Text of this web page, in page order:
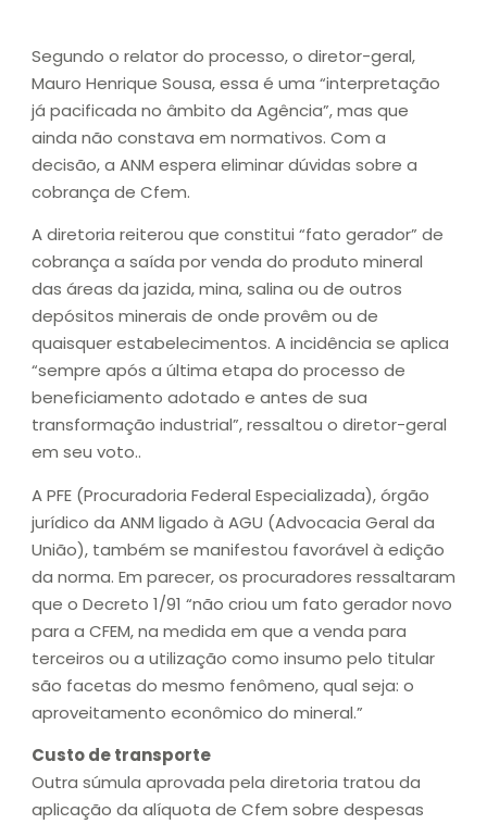
Segundo o relator do processo, o diretor-geral,
Mauro Henrique Sousa, essa é uma “interpretação
já pacificada no âmbito da Agência”, mas que
ainda não constava em normativos. Com a
decisão, a ANM espera eliminar dúvidas sobre a
cobrança de Cfem.
A diretoria reiterou que constitui “fato gerador” de
cobrança a saída por venda do produto mineral
das áreas da jazida, mina, salina ou de outros
depósitos minerais de onde provêm ou de
quaisquer estabelecimentos. A incidência se aplica
“sempre após a última etapa do processo de
beneficiamento adotado e antes de sua
transformação industrial”, ressaltou o diretor-geral
em seu voto..
A PFE (Procuradoria Federal Especializada), órgão
jurídico da ANM ligado à AGU (Advocacia Geral da
União), também se manifestou favorável à edição
da norma. Em parecer, os procuradores ressaltaram
que o Decreto 1/91 “não criou um fato gerador novo
para a CFEM, na medida em que a venda para
terceiros ou a utilização como insumo pelo titular
são facetas do mesmo fenômeno, qual seja: o
aproveitamento econômico do mineral.”
Custo de transporte
Outra súmula aprovada pela diretoria tratou da
aplicação da alíquota de Cfem sobre despesas